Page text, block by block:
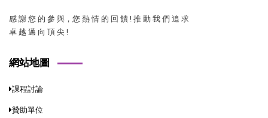
感 謝 您 的 參 與，您 熱 情 的 回 饋 ! 推 動 我 們 追 求
卓 越 邁 向 頂 尖 !
網站地圖
課程討論
贊助單位